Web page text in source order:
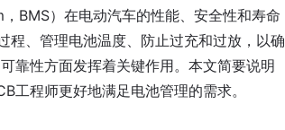
BMS）在电动汽车的性能、安全性和寿命
程、管理电池温度、防止过充和过放，以确
靠性方面发挥着关键作用。本文简要说明
工程师更好地满足电池管理的需求。